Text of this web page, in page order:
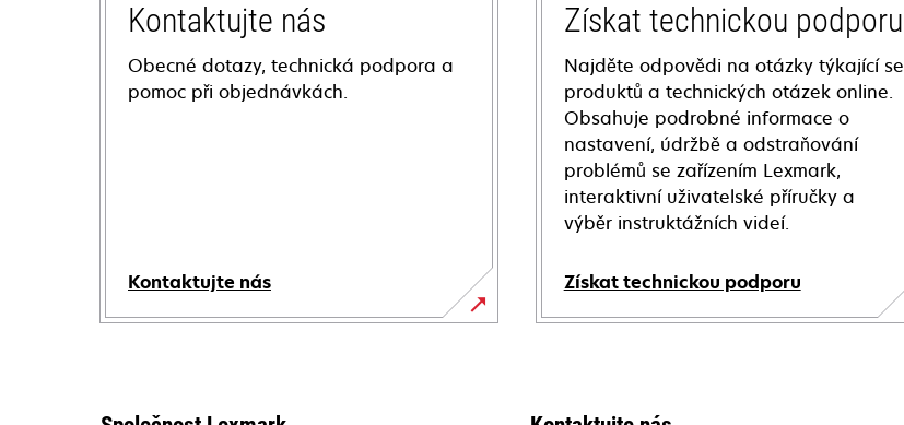
Kontaktujte nás
Obecné dotazy, technická podpora a
pomoc při objednávkách.
Kontaktujte nás
Získat technickou podporu
Najděte odpovědi na otázky týkající se
produktů a technických otázek online.
Obsahuje podrobné informace o
nastavení, údržbě a odstraňování
problémů se zařízením Lexmark,
interaktivní uživatelské příručky a
výběr instruktážních videí.
Získat technickou podporu
opens